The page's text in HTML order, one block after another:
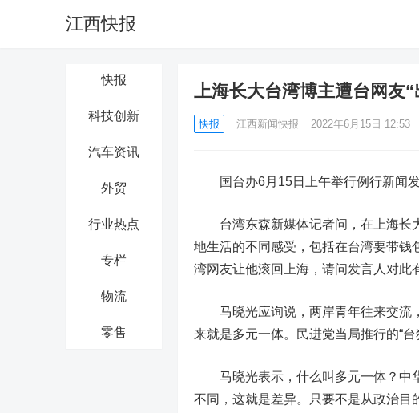
江西快报
快报
科技创新
汽车资讯
外贸
行业热点
专栏
物流
零售
上海长大台湾博主遭台网友
快报 江西新闻快报 2022年6月15日 12:53
国台办6月15日上午举行例行新闻发
台湾东森新媒体记者问，在上海长
地生活的不同感受，包括在台湾要带钱
湾网友让他滚回上海，请问发言人对此
马晓光应询说，两岸青年往来交流
来就是多元一体。民进党当局推行的“
马晓光表示，什么叫多元一体？中
不同，这就是差异。只要不是从政治目